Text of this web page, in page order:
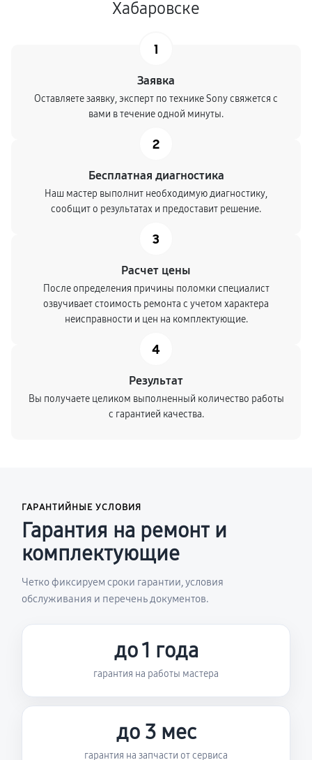
Хабаровске
1
Заявка
Оставляете заявку, эксперт по технике Sony свяжется с
вами в течение одной минуты.
2
Бесплатная диагностика
Наш мастер выполнит необходимую диагностику,
сообщит о результатах и предоставит решение.
3
Расчет цены
После определения причины поломки специалист
озвучивает стоимость ремонта с учетом характера
неисправности и цен на комплектующие.
4
Результат
Вы получаете целиком выполненный количество работы
с гарантией качества.
ГАРАНТИЙНЫЕ УСЛОВИЯ
Гарантия на ремонт и
комплектующие
Четко фиксируем сроки гарантии, условия
обслуживания и перечень документов.
до 1 года
гарантия на работы мастера
до 3 мес
гарантия на запчасти от сервиса